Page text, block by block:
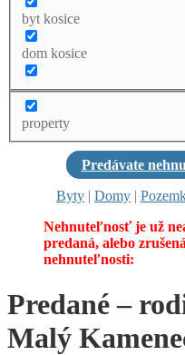
byt kosice
dom kosice
property
Predávate
Byty | Domy |
Nehnuteľnosť je už
predaná, alebo
nehnuteľnosti:
Predané –
Malý